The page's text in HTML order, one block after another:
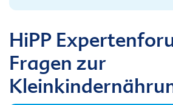
HiPP
Fragen zur